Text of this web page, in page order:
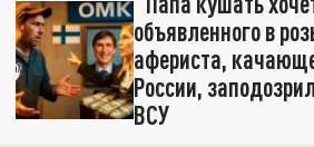
объявленного в
афериста,
России,
ВСУ